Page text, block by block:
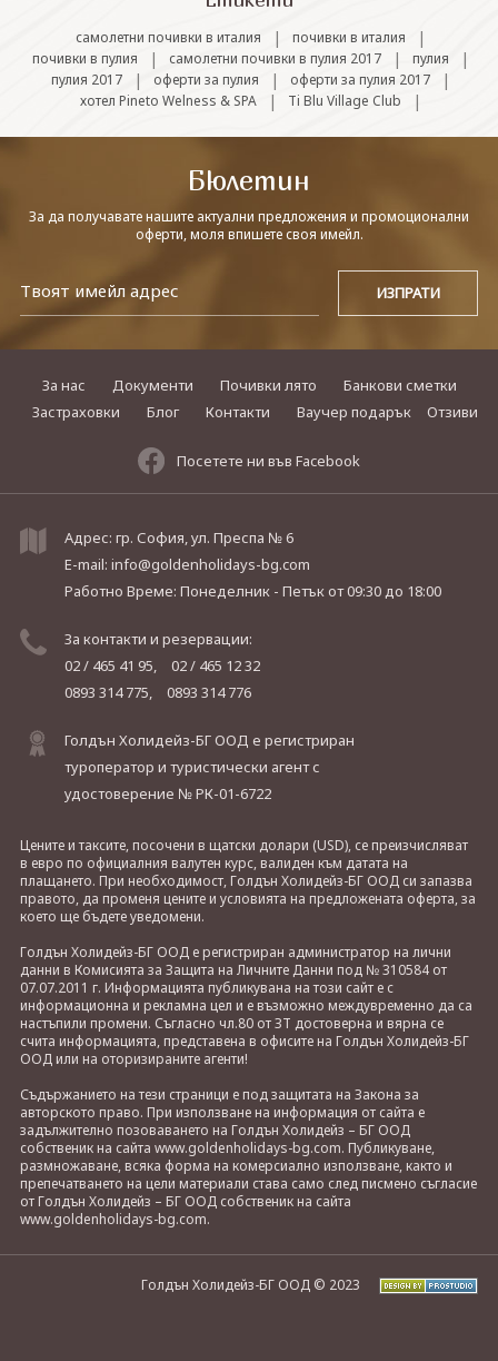
самолетни почивки в италия | почивки в италия |
почивки в пулия | самолетни почивки в пулия 2017 | пулия |
пулия 2017 | оферти за пулия | оферти за пулия 2017 |
хотел Pineto Welness & SPA | Ti Blu Village Club |
Бюлетин
За да получавате нашите актуални предложения и промоционални
оферти, моля впишете своя имейл.
За нас Документи Почивки лято
Банкови сметки
Застраховки
Блог Контакти Ваучер подарък Отзиви
Посетете ни във Facebook
Адрес: гр. София, ул. Преспа № 6
E-mail: info@goldenholidays-bg.com
Работно Време: Понеделник - Петъкот 09:30 до 18:00
За контакти и резервации:
02 / 465 41 95,
02 / 465 12 32
0893 314 775,
0893 314 776
Голдън Холидейз-БГ ООД е регистриран
туроператор и туристически агент с
удостоверение № РК-01-6722
Цените и таксите, посочени в щатски долари (USD), се преизчисляват
в евро по официалния валутен курс, валиден към датата на
плащането. При необходимост, Голдън Холидейз-БГ ООД си запазва
правото, да променя цените и условията на предложената оферта, за
което ще бъдете уведомени.
Голдън Холидейз-БГ ООД е регистриран администратор на лични
данни в Комисията за Защита на Личните Данни под № 310584 от
07.07.2011 г. Информацията публикувана на този сайт е с
информационна и рекламна цел и е възможно междувременно да са
настъпили промени. Съгласно чл.80 от ЗТ достоверна и вярна се
счита информацията, представена в офисите на Голдън Холидейз-БГ
ООД или на оторизираните агенти!
Съдържанието на тези страници е под защитата на Закона за
авторското право. При използване на информация от сайта е
задължително позоваването на Голдън Холидейз – БГ ООД
собственик на сайта www.goldenholidays-bg.com. Публикуване,
размножаване, всяка форма на комерсиално използване, както и
препечатването на цели материали става само след писмено съгласие
от Голдън Холидейз – БГ ООД собственик на сайта
www.goldenholidays-bg.com.
Голдън Холидейз-БГ ООД © 2023